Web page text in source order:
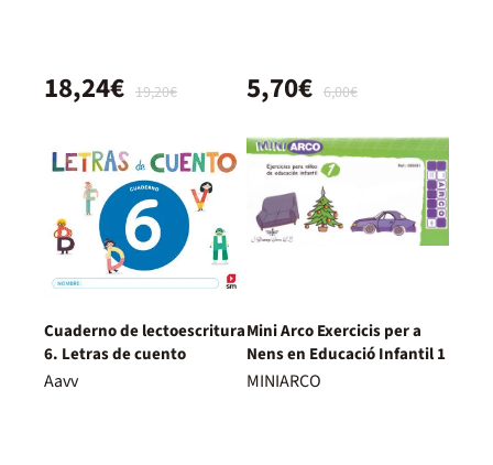
19,20€
18,24€ 6,00€
5,70€
Cuaderno de lectoescritura
6. Letras de cuento
Aavv
Mini Arco Exercicis per a
Nens en Educació Infantil 1
MINIARCO